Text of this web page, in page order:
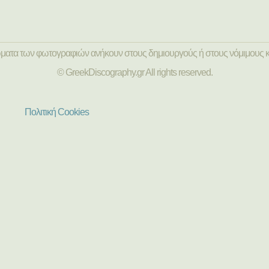
των φωτογραφιών ανήκουν στους δημιουργούς ή στους νόμιμους
© GreekDiscography.gr All rights reserved.
Πολιτική Cookies